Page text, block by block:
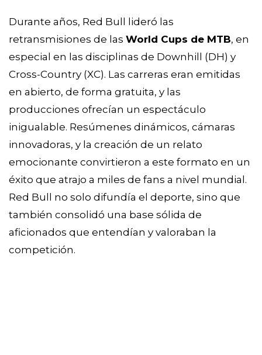
Durante años, Red Bull lideró las
retransmisiones de las World Cups de MTB, en
especial en las disciplinas de Downhill (DH) y
Cross-Country (XC). Las carreras eran emitidas
en abierto, de forma gratuita, y las
producciones ofrecían un espectáculo
inigualable. Resúmenes dinámicos, cámaras
innovadoras, y la creación de un relato
emocionante convirtieron a este formato en un
éxito que atrajo a miles de fans a nivel mundial.
Red Bull no solo difundía el deporte, sino que
también consolidó una base sólida de
aficionados que entendían y valoraban la
competición.